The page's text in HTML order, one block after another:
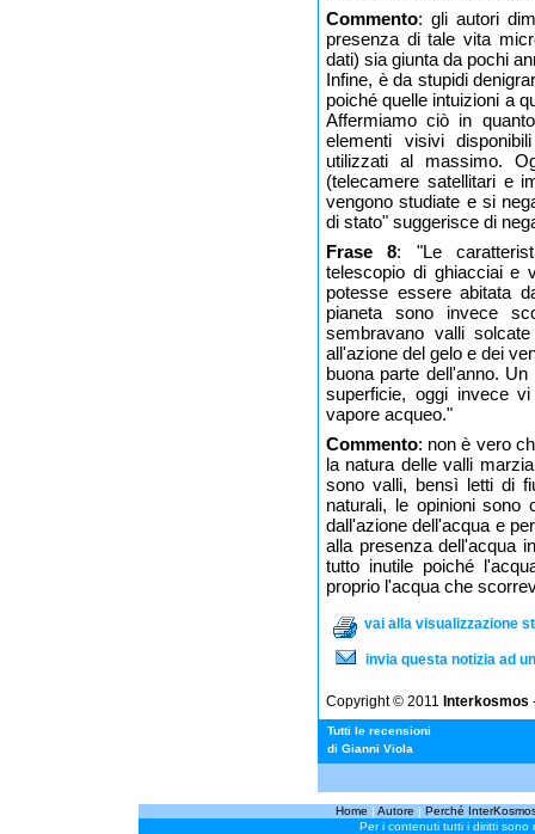
Commento: gli autori
presenza di tale vita
dati) sia giunta da pochi
Infine, è da stupidi
poiché quelle intuizioni a
Affermiamo ciò in
elementi visivi
utilizzati al massimo.
(telecamere satellitari e
vengono studiate e si
di stato" suggerisce di
Frase 8: "Le
telescopio di ghiacciai e
potesse essere abitata
pianeta sono invece
sembravano valli
all'azione del gelo e dei
buona parte dell'anno.
superficie, oggi invece
vapore acqueo."
Commento: non è vero
la natura delle valli
sono valli, bensì letti di
naturali, le opinioni
dall'azione dell'acqua e
alla presenza dell'acqua
tutto inutile poiché
proprio l'acqua che
vai alla visualizzazione
invia questa notizia ad
Copyright © 2011 Interkosmos
Tutti le recensioni
di Gianni Viola
Home | Autore | Perché
Per i contenuti tutti i diritti sono